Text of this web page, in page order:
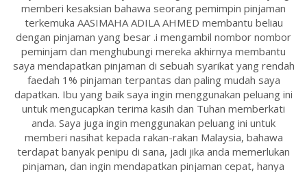
memberi kesaksian bahawa seorang pemimpin pinjaman
terkemuka AASIMAHA ADILA AHMED membantu beliau
dengan pinjaman yang besar .i mengambil nombor nombor
peminjam dan menghubungi mereka akhirnya membantu
saya mendapatkan pinjaman di sebuah syarikat yang rendah
faedah 1% pinjaman terpantas dan paling mudah saya
dapatkan. Ibu yang baik saya ingin menggunakan peluang ini
untuk mengucapkan terima kasih dan Tuhan memberkati
anda. Saya juga ingin menggunakan peluang ini untuk
memberi nasihat kepada rakan-rakan Malaysia, bahawa
terdapat banyak penipu di sana, jadi jika anda memerlukan
pinjaman, dan ingin mendapatkan pinjaman cepat, hanya